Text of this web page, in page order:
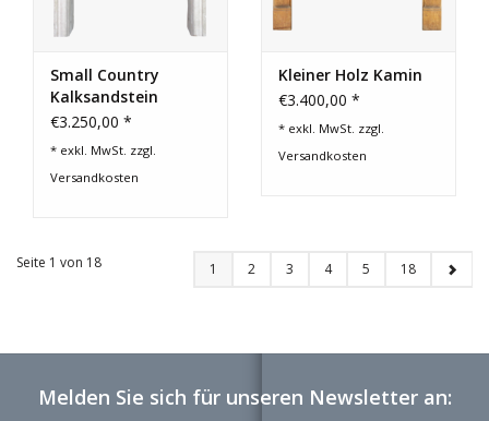
Small Country
Kalksandstein
Kamin
€3.250,00 *
* exkl. MwSt. zzgl.
Versandkosten
Kleiner Holz Kamin
€3.400,00 *
* exkl. MwSt. zzgl.
Versandkosten
Seite 1 von 18 1 2 3 4 5 18
Melden Sie sich für unseren Newsletter an: